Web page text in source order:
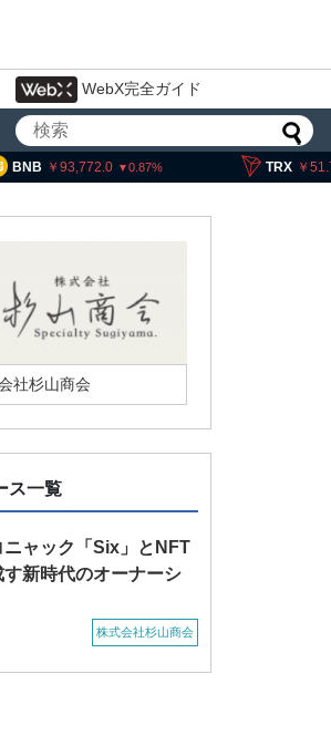
WebX完全ガイド
93,772.0 0.87 51.70
社杉山商会
ス一覧
ニャック「Six」とNFT
す新時代のオーナーシ
株式会社杉山商会